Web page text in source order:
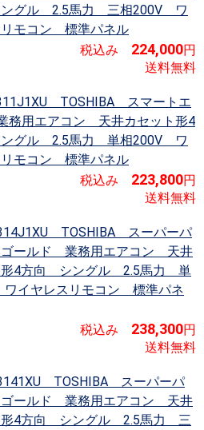
グル 2.5馬力 三相200V ワ
リモコン 標準パネル
税込み 224,000円
送料無料
TOSHIBA スマートエ
務用エアコン 天井カセット形4
グル 2.5馬力 単相200V ワ
リモコン 標準パネル
税込み 223,800円
送料無料
TOSHIBA スーパーパ
ゴールド 業務用エアコン 天井
形4方向 シングル 2.5馬力 単
イヤレスリモコン 標準パネ
税込み 238,300円
送料無料
TOSHIBA スーパーパ
ゴールド 業務用エアコン 天井
形4方向 シングル 2.5馬力 三